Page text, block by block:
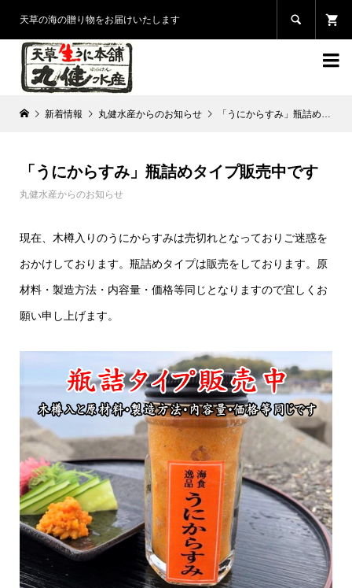
天草の海の贈り物をお届けいたします 

新着情報 丸健水産からのお知らせ 「うにからすみ」瓶詰めタイプ販売中です
「うにからすみ」瓶詰めタイプ販売中です
丸健水産からのお知らせ
現在、木樽入りのうにからすみは売切れとなっており ご迷惑を
おかけしております。 瓶詰めタイプは販売をしております。 原
材料・製造方法・内容量・価格等同じとなりますので宜しくお
願い申し上げます。